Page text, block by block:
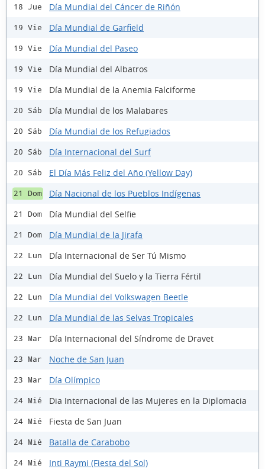
18 Jue Día Mundial del Cáncer de Riñón
19 Vie Día Mundial de Garfield
19 Vie Día Mundial del Paseo
19 Vie Día Mundial del Albatros
19 Vie Día Mundial de la Anemia Falciforme
20 Sáb Día Mundial de los Malabares
20 Sáb Día Mundial de los Refugiados
20 Sáb Día Internacional del Surf
20 Sáb El Día Más Feliz del Año (Yellow Day)
21 Dom Día Nacional de los Pueblos Indígenas
21 Dom Día Mundial del Selfie
21 Dom Día Mundial de la Jirafa
22 Lun Día Internacional de Ser Tú Mismo
22 Lun Día Mundial del Suelo y la Tierra Fértil
22 Lun Día Mundial del Volkswagen Beetle
22 Lun Día Mundial de las Selvas Tropicales
23 Mar Día Internacional del Síndrome de Dravet
23 Mar Noche de San Juan
23 Mar Día Olímpico
24 Mié Dia Internacional de las Mujeres en la Diplomacia
24 Mié Fiesta de San Juan
24 Mié Batalla de Carabobo
24 Mié Inti Raymi (Fiesta del Sol)